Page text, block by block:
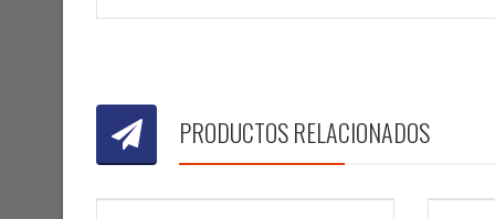
PRODUCTOS RELACIONADOS